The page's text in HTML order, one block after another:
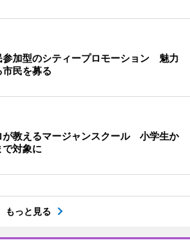
参加型のシティープロモーション 魅力
民を募る
が教えるマージャンスクール 小学生か
で対象に
もっと見る